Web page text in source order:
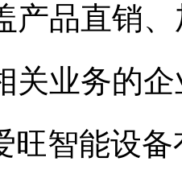
产品直销
关业务的
旺智能设